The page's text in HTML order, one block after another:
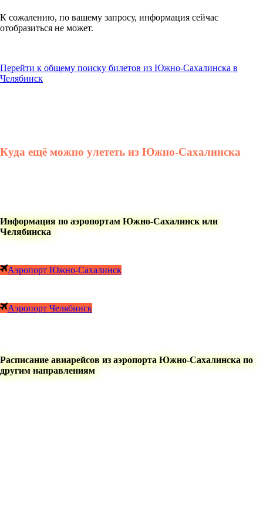
К сожалению, по вашему запросу, информация сейчас
отобразиться не может.
Перейти к общему поиску билетов из Южно-Сахалинска в
Челябинск
Куда ещё можно улететь из Южно-Сахалинска
Информация по аэропортам Южно-Сахалинск или
Челябинска
Аэропорт Южно-Сахалинск
Аэропорт Челябинск
Расписание авиарейсов из аэропорта Южно-Сахалинска по
другим направлениям